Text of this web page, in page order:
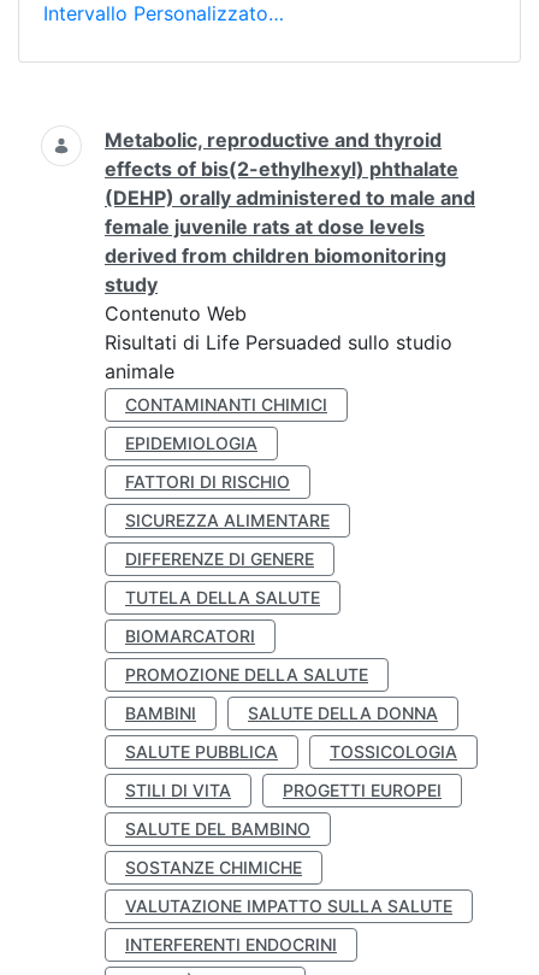
Intervallo Personalizzato…
Ricerca
Metabolic, reproductive and thyroid
effects of bis(2-ethylhexyl) phthalate
(DEHP) orally administered to male and
female juvenile rats at dose levels
derived from children biomonitoring
study
Contenuto Web
Risultati di Life Persuaded sullo studio
animale
CONTAMINANTI CHIMICI
EPIDEMIOLOGIA
FATTORI DI RISCHIO
SICUREZZA ALIMENTARE
DIFFERENZE DI GENERE
TUTELA DELLA SALUTE
BIOMARCATORI
PROMOZIONE DELLA SALUTE
BAMBINI
SALUTE DELLA DONNA
SALUTE PUBBLICA
TOSSICOLOGIA
STILI DI VITA
PROGETTI EUROPEI
SALUTE DEL BAMBINO
SOSTANZE CHIMICHE
VALUTAZIONE IMPATTO SULLA SALUTE
INTERFERENTI ENDOCRINI